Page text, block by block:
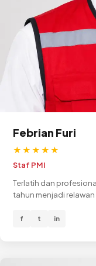
Febrian Furi
★★★★★
Staf PMI
Terlatih dan
tahun menjadi relawan
f t in